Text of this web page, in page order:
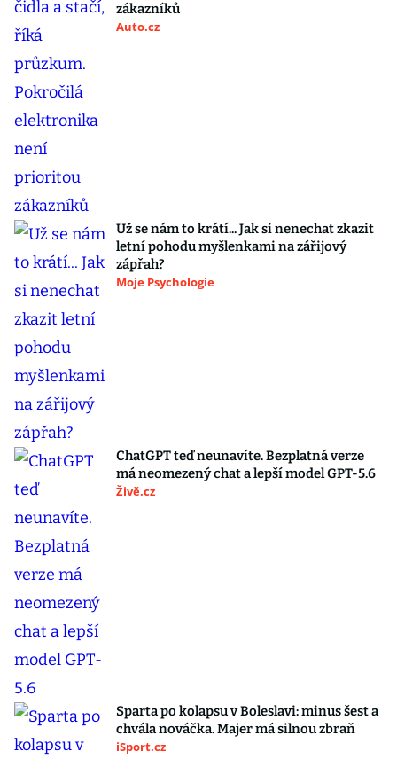
zákazníků
Auto.cz
Už se nám to krátí... Jak si nenechat zkazit
letní pohodu myšlenkami na zářijový
zápřah?
Moje Psychologie
ChatGPT teď neunavíte. Bezplatná verze
má neomezený chat a lepší model GPT-5.6
Živě.cz
Sparta po kolapsu v Boleslavi: minus šest a
chvála nováčka. Majer má silnou zbraň
iSport.cz